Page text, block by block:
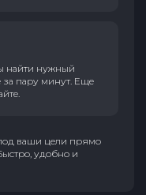
найти нужный
пару минут. Еще
ваши цели прямо
удобно и